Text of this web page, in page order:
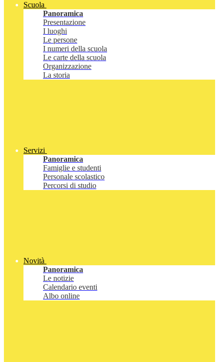
Scuola
Panoramica
Presentazione
I luoghi
Le persone
I numeri della scuola
Le carte della scuola
Organizzazione
La storia
Servizi
Panoramica
Famiglie e studenti
Personale scolastico
Percorsi di studio
Novità
Panoramica
Le notizie
Calendario eventi
Albo online